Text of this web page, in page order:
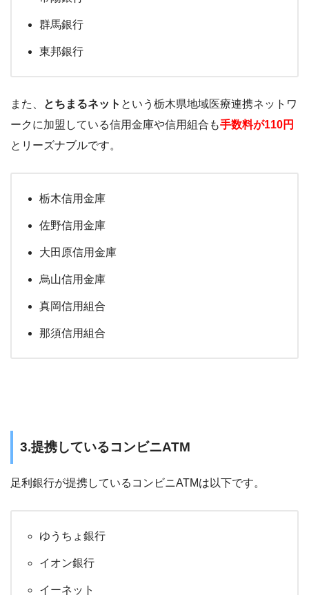
群馬銀行
東邦銀行
また、 とちまるネット という栃木県地域医療連携ネットワ
ークに加盟している信用金庫や信用組合も手数料が110円
とリーズナブルです。
栃木信用金庫
佐野信用金庫
大田原信用金庫
烏山信用金庫
真岡信用組合
那須信用組合
3.提携しているコンビニATM
足利銀行が提携しているコンビニATMは以下です。
ゆうちょ銀行
イオン銀行
イーネット